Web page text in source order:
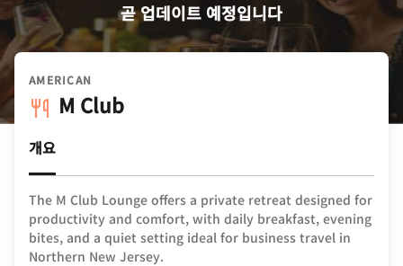
곧 업데이트 예정입니다
AMERICAN
M Club
개요
The M Club Lounge offers a private retreat designed for
productivity and comfort, with daily breakfast, evening
bites, and a quiet setting ideal for business travel in
Northern New Jersey.